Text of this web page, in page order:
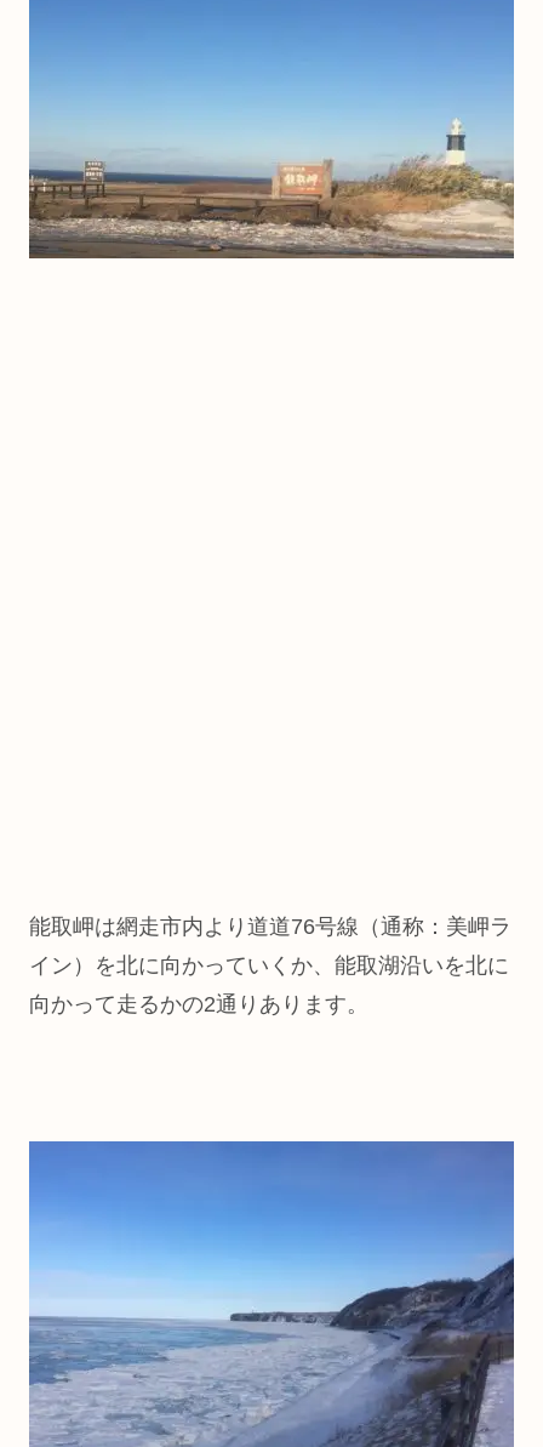
能取岬は網走市内より道道76号線（通称：美岬ラ
イン）を北に向かっていくか、能取湖沿いを北に
向かって走るかの2通りあります。